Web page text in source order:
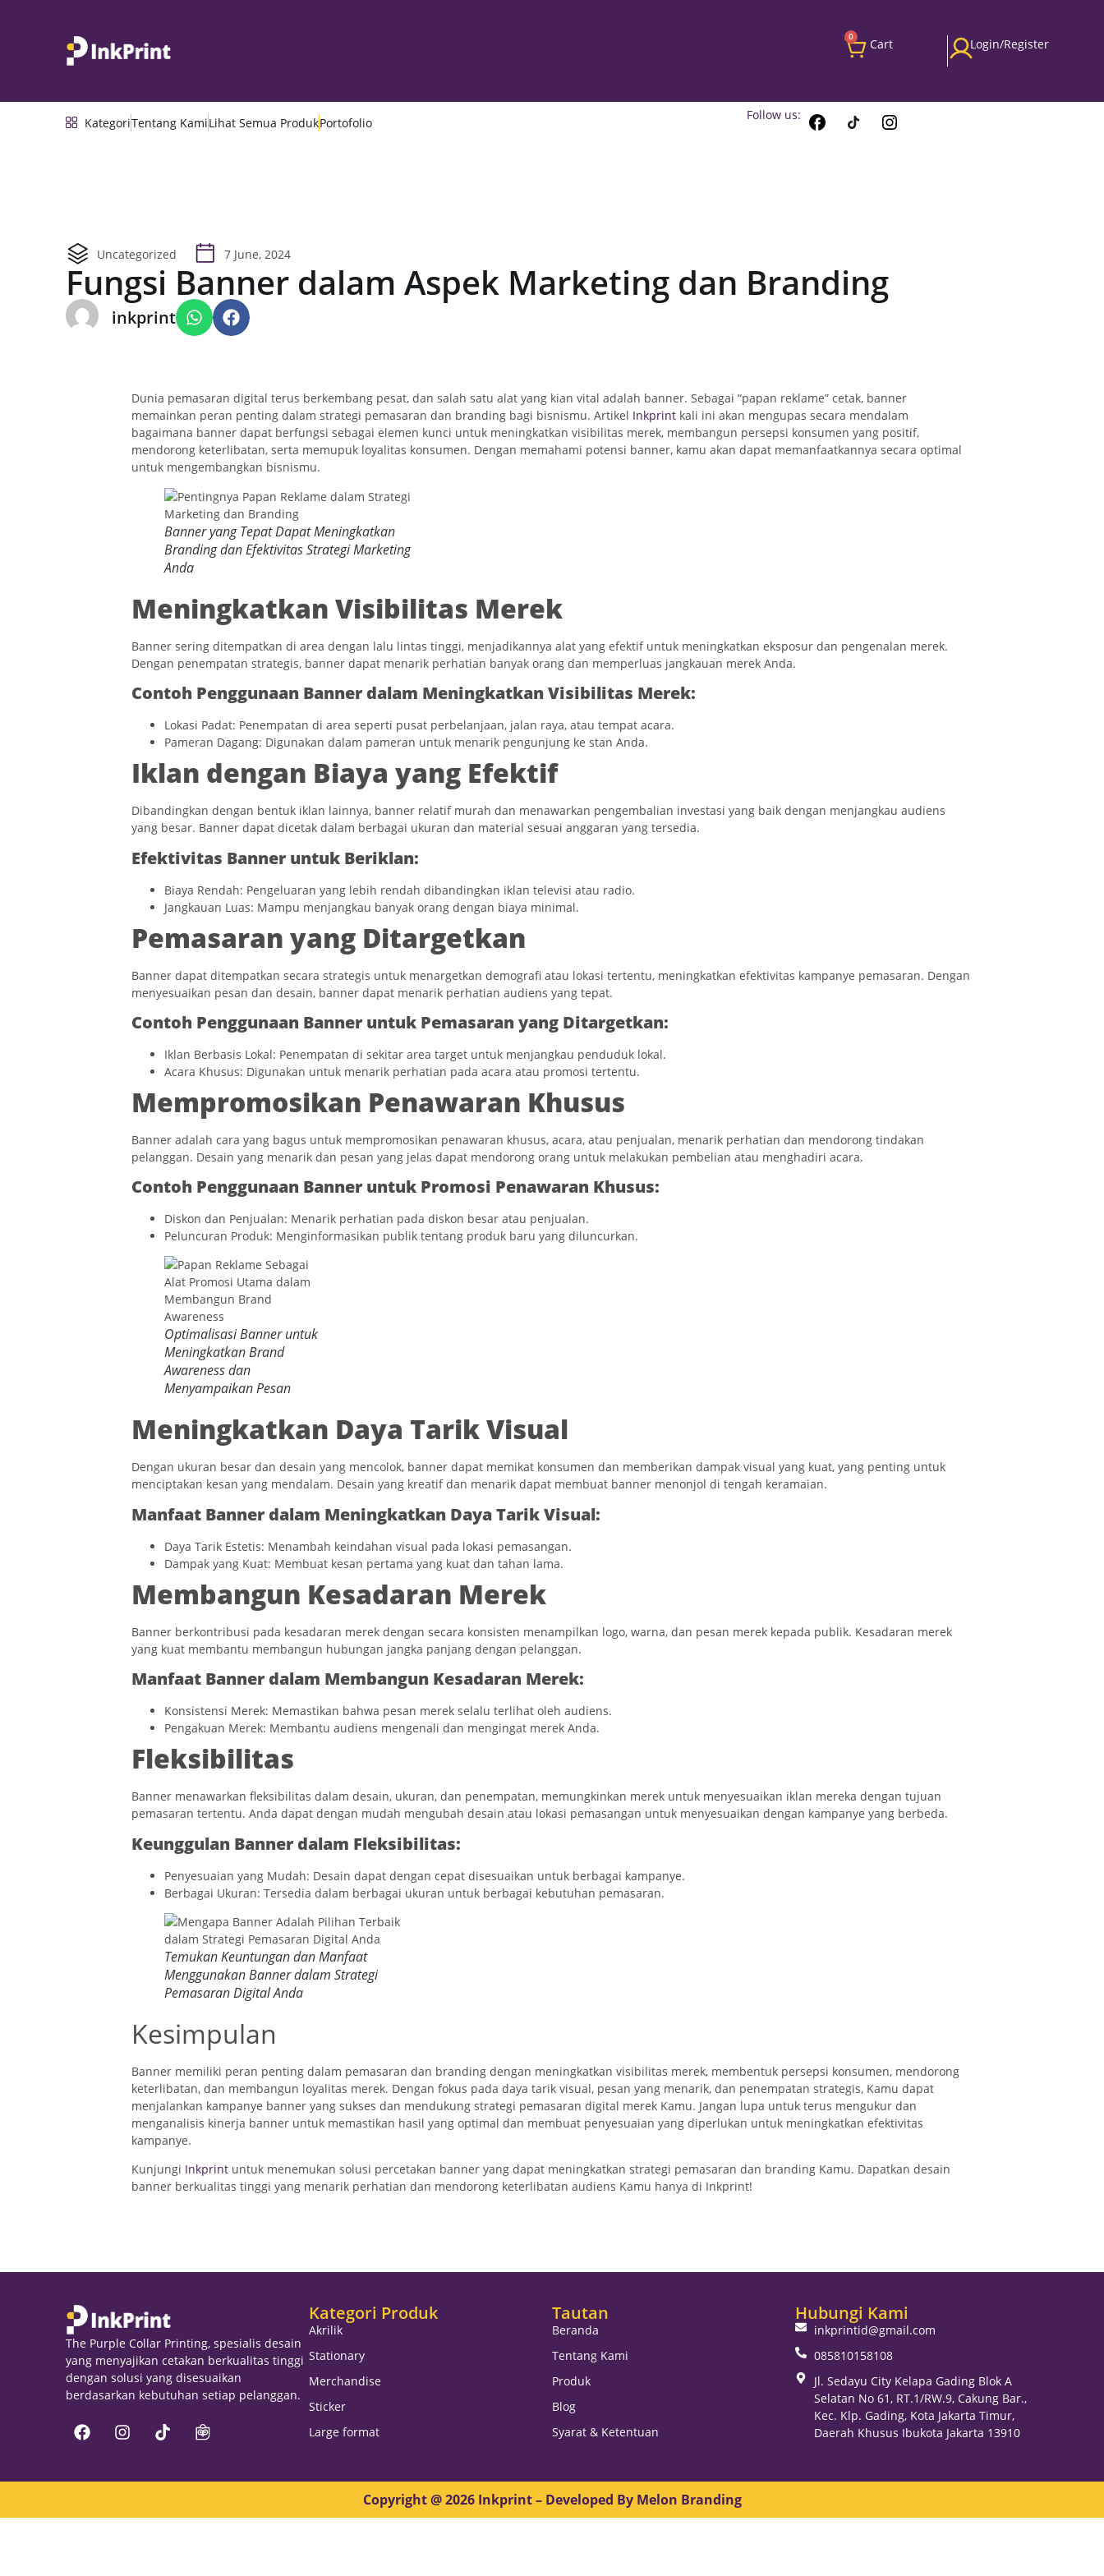
0 Cart Login/Register
KategoriTentang KamiLihat Semua ProdukPortofolio Follow us:
Uncategorized 7 June, 2024
Fungsi Banner dalam Aspek Marketing dan Branding
inkprint
Dunia pemasaran digital terus berkembang pesat, dan salah satu alat yang kian vital adalah banner. Sebagai “papan reklame” cetak, banner
memainkan peran penting dalam strategi pemasaran dan branding bagi bisnismu. Artikel Inkprint kali ini akan mengupas secara mendalam
bagaimana banner dapat berfungsi sebagai elemen kunci untuk meningkatkan visibilitas merek, membangun persepsi konsumen yang positif,
mendorong keterlibatan, serta memupuk loyalitas konsumen. Dengan memahami potensi banner, kamu akan dapat memanfaatkannya secara optimal
untuk mengembangkan bisnismu.
Banner yang Tepat Dapat Meningkatkan
Branding dan Efektivitas Strategi Marketing
Anda
Meningkatkan Visibilitas Merek
Banner sering ditempatkan di area dengan lalu lintas tinggi, menjadikannya alat yang efektif untuk meningkatkan eksposur dan pengenalan merek.
Dengan penempatan strategis, banner dapat menarik perhatian banyak orang dan memperluas jangkauan merek Anda.
Contoh Penggunaan Banner dalam Meningkatkan Visibilitas Merek:
Lokasi Padat: Penempatan di area seperti pusat perbelanjaan, jalan raya, atau tempat acara.
Pameran Dagang: Digunakan dalam pameran untuk menarik pengunjung ke stan Anda.
Iklan dengan Biaya yang Efektif
Dibandingkan dengan bentuk iklan lainnya, banner relatif murah dan menawarkan pengembalian investasi yang baik dengan menjangkau audiens
yang besar. Banner dapat dicetak dalam berbagai ukuran dan material sesuai anggaran yang tersedia.
Efektivitas Banner untuk Beriklan:
Biaya Rendah: Pengeluaran yang lebih rendah dibandingkan iklan televisi atau radio.
Jangkauan Luas: Mampu menjangkau banyak orang dengan biaya minimal.
Pemasaran yang Ditargetkan
Banner dapat ditempatkan secara strategis untuk menargetkan demografi atau lokasi tertentu, meningkatkan efektivitas kampanye pemasaran. Dengan
menyesuaikan pesan dan desain, banner dapat menarik perhatian audiens yang tepat.
Contoh Penggunaan Banner untuk Pemasaran yang Ditargetkan:
Iklan Berbasis Lokal: Penempatan di sekitar area target untuk menjangkau penduduk lokal.
Acara Khusus: Digunakan untuk menarik perhatian pada acara atau promosi tertentu.
Mempromosikan Penawaran Khusus
Banner adalah cara yang bagus untuk mempromosikan penawaran khusus, acara, atau penjualan, menarik perhatian dan mendorong tindakan
pelanggan. Desain yang menarik dan pesan yang jelas dapat mendorong orang untuk melakukan pembelian atau menghadiri acara.
Contoh Penggunaan Banner untuk Promosi Penawaran Khusus:
Diskon dan Penjualan: Menarik perhatian pada diskon besar atau penjualan.
Peluncuran Produk: Menginformasikan publik tentang produk baru yang diluncurkan.
Optimalisasi Banner untuk
Meningkatkan Brand
Awareness dan
Menyampaikan Pesan
Meningkatkan Daya Tarik Visual
Dengan ukuran besar dan desain yang mencolok, banner dapat memikat konsumen dan memberikan dampak visual yang kuat, yang penting untuk
menciptakan kesan yang mendalam. Desain yang kreatif dan menarik dapat membuat banner menonjol di tengah keramaian.
Manfaat Banner dalam Meningkatkan Daya Tarik Visual:
Daya Tarik Estetis: Menambah keindahan visual pada lokasi pemasangan.
Dampak yang Kuat: Membuat kesan pertama yang kuat dan tahan lama.
Membangun Kesadaran Merek
Banner berkontribusi pada kesadaran merek dengan secara konsisten menampilkan logo, warna, dan pesan merek kepada publik. Kesadaran merek
yang kuat membantu membangun hubungan jangka panjang dengan pelanggan.
Manfaat Banner dalam Membangun Kesadaran Merek:
Konsistensi Merek: Memastikan bahwa pesan merek selalu terlihat oleh audiens.
Pengakuan Merek: Membantu audiens mengenali dan mengingat merek Anda.
Fleksibilitas
Banner menawarkan fleksibilitas dalam desain, ukuran, dan penempatan, memungkinkan merek untuk menyesuaikan iklan mereka dengan tujuan
pemasaran tertentu. Anda dapat dengan mudah mengubah desain atau lokasi pemasangan untuk menyesuaikan dengan kampanye yang berbeda.
Keunggulan Banner dalam Fleksibilitas:
Penyesuaian yang Mudah: Desain dapat dengan cepat disesuaikan untuk berbagai kampanye.
Berbagai Ukuran: Tersedia dalam berbagai ukuran untuk berbagai kebutuhan pemasaran.
Temukan Keuntungan dan Manfaat
Menggunakan Banner dalam Strategi
Pemasaran Digital Anda
Kesimpulan
Banner memiliki peran penting dalam pemasaran dan branding dengan meningkatkan visibilitas merek, membentuk persepsi konsumen, mendorong
keterlibatan, dan membangun loyalitas merek. Dengan fokus pada daya tarik visual, pesan yang menarik, dan penempatan strategis, Kamu dapat
menjalankan kampanye banner yang sukses dan mendukung strategi pemasaran digital merek Kamu. Jangan lupa untuk terus mengukur dan
menganalisis kinerja banner untuk memastikan hasil yang optimal dan membuat penyesuaian yang diperlukan untuk meningkatkan efektivitas
kampanye.
Kunjungi Inkprint untuk menemukan solusi percetakan banner yang dapat meningkatkan strategi pemasaran dan branding Kamu. Dapatkan desain
banner berkualitas tinggi yang menarik perhatian dan mendorong keterlibatan audiens Kamu hanya di Inkprint!
The Purple Collar Printing, spesialis desain
yang menyajikan cetakan berkualitas tinggi
dengan solusi yang disesuaikan
berdasarkan kebutuhan setiap pelanggan.
Kategori Produk
Akrilik
Stationary
Merchandise
Sticker
Large format
Tautan
Beranda
Tentang Kami
Produk
Blog
Syarat & Ketentuan
Hubungi Kami
inkprintid@gmail.com
085810158108
Jl. Sedayu City Kelapa Gading Blok A
Selatan No 61, RT.1/RW.9, Cakung Bar.,
Kec. Klp. Gading, Kota Jakarta Timur,
Daerah Khusus Ibukota Jakarta 13910
Copyright @2026Inkprint – Developed By Melon Branding